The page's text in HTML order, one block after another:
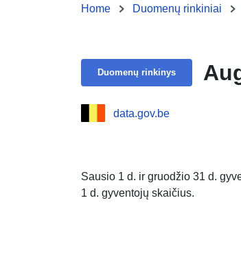
Home Duomenų rinkiniai
Duomenų rinkinys
data.gov.be
Sausio 1 d. ir gruodžio 31 d.
1 d. gyventojų skaičius.